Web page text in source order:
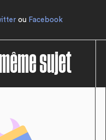
ou Facebook
sujet